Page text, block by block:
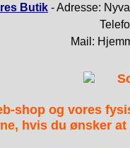
Butik - Adresse:
Mail:
shop og vores
hvis du ønsker